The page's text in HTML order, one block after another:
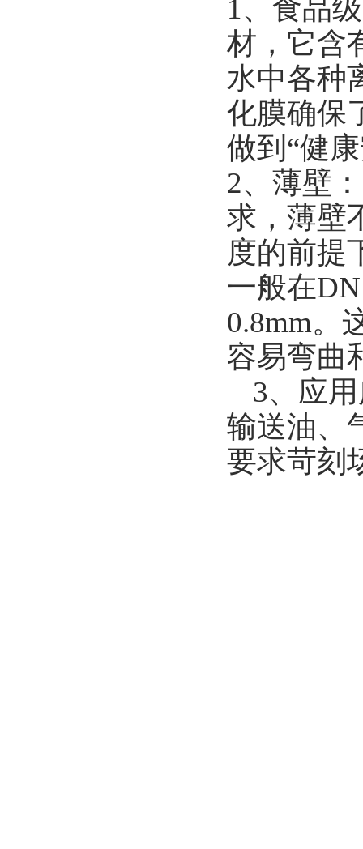
1、食品
材，它含
水中各种
化膜确保
做到“健
2、薄壁
求，薄壁
度的前提
一般在
0.8mm。
容易弯曲
3、应
输送油、
要求苛刻